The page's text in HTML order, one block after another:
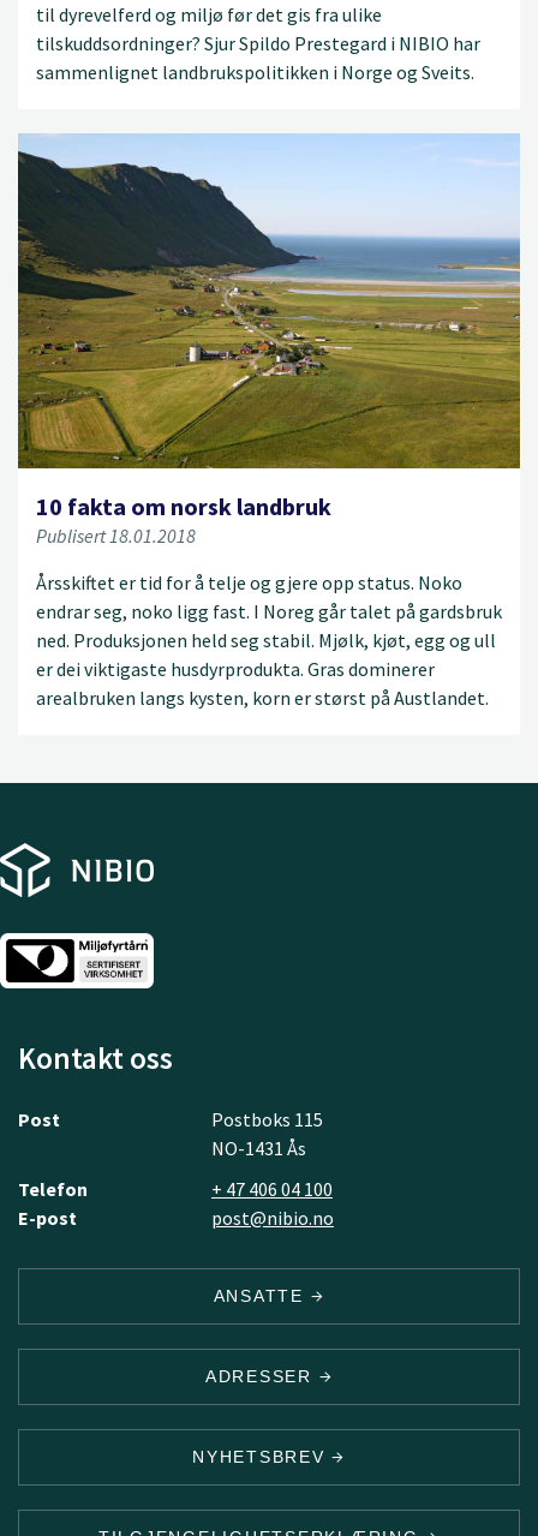
til dyrevelferd og miljø før det gis fra ulike
tilskuddsordninger? Sjur Spildo Prestegard i NIBIO har
sammenlignet landbrukspolitikken i Norge og Sveits.
10 fakta om norsk landbruk
Publisert 18.01.2018
Årsskiftet er tid for å telje og gjere opp status. Noko
endrar seg, noko ligg fast. I Noreg går talet på gardsbruk
ned. Produksjonen held seg stabil. Mjølk, kjøt, egg og ull
er dei viktigaste husdyrprodukta. Gras dominerer
arealbruken langs kysten, korn er størst på Austlandet.
Kontakt oss
Post
Postboks 115
NO-1431 Ås
Telefon
+ 47 406 04 100
E-post
post@nibio.no
ANSATTE
ADRESSER
NYHETSBREV